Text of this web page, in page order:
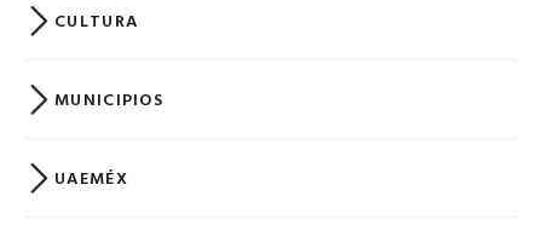
CULTURA
MUNICIPIOS
UAEMÉX